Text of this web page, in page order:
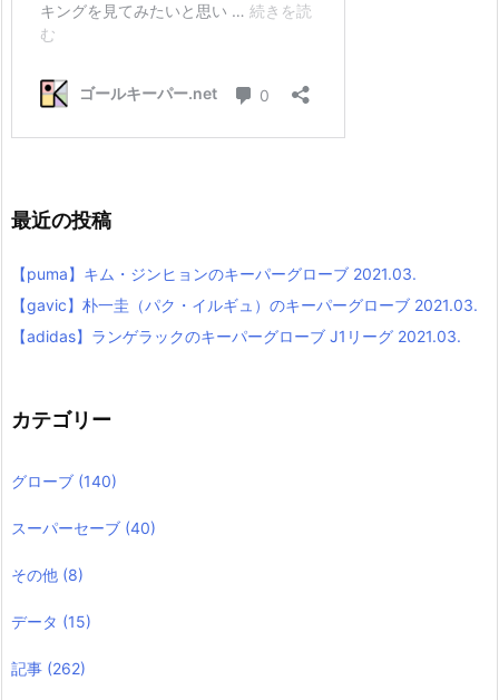
最近の投稿
【puma】キム・ジンヒョンのキーパーグローブ 2021.03.
【gavic】朴一圭（パク・イルギュ）のキーパーグローブ 2021.03.
【adidas】ランゲラックのキーパーグローブ J1リーグ 2021.03.
カテゴリー
グローブ (140)
スーパーセーブ (40)
その他 (8)
データ (15)
記事 (262)